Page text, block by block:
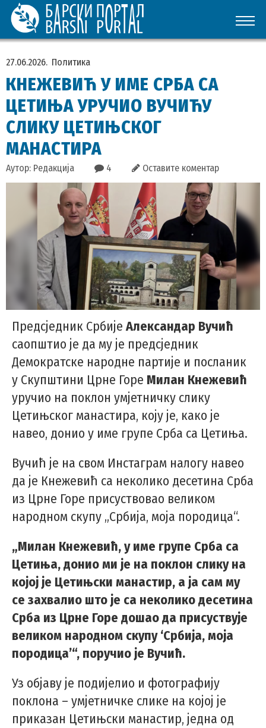
27.06.2026. Политика
КНЕЖЕВИЋ У ИМЕ СРБА СА
ЦЕТИЊА УРУЧИО ВУЧИЋУ
СЛИКУ ЦЕТИЊСКОГ
МАНАСТИРА
Аутор: Редакција 4 Оставите коментар
Предсједник Србије Александар Вучић
саопштио је да му је предсједник
Демократске народне партије и посланик
у Скупштини Црне Горе Милан Кнежевић
уручио на поклон умјетничку слику
Цетињског манастира, коју је, како је
навео, донио у име групе Срба са Цетиња.
Вучић је на свом Инстаграм налогу навео
да је Кнежевић са неколико десетина Срба
из Црне Горе присуствовао великом
народном скупу „Србија, моја породица“.
„Милан Кнежевић, у име групе Срба са
Цетиња, донио ми је на поклон слику на
којој је Цетињски манастир, а ја сам му
се захвалио што је са неколико десетина
Срба из Црне Горе дошао да присуствује
великом народном скупу ‘Србија, моја
породица’“, поручио је Вучић.
Уз објаву је подијелио и фотографију
поклона – умјетничке слике на којој је
приказан Цетињски манастир, једна од